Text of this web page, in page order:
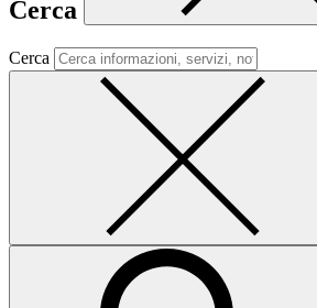
Cerca
Cerca